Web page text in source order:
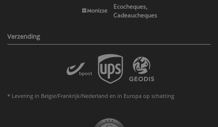
Ecocheques,
Cadeaucheques
Verzending
* Levering in Belgie/Frankrijk/Nederland en in Europa op schatting